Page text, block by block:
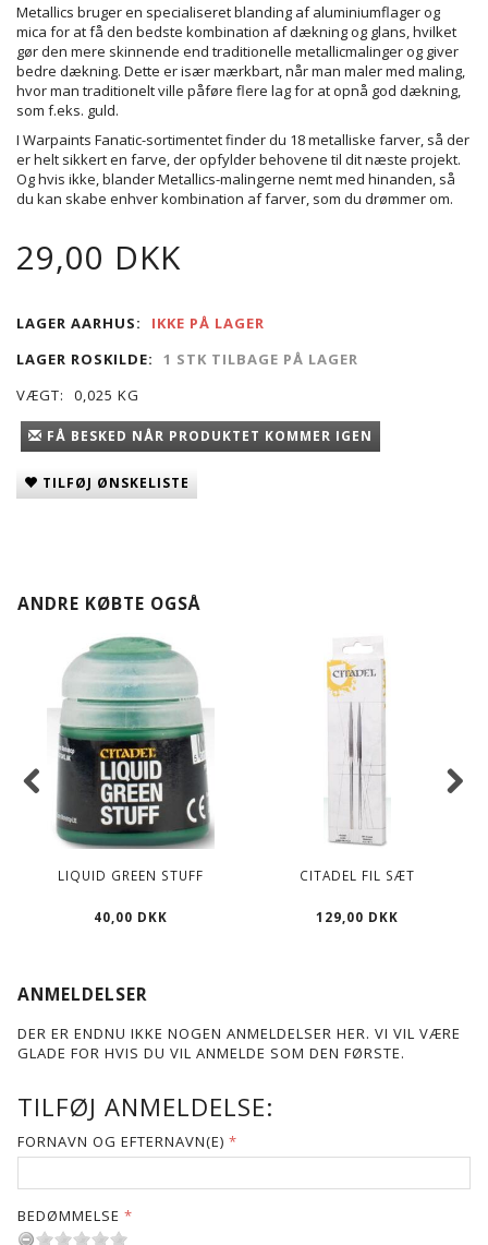
Metallics bruger en specialiseret blanding af aluminiumflager og
mica for at få den bedste kombination af dækning og glans, hvilket
gør den mere skinnende end traditionelle metallicmalinger og giver
bedre dækning. Dette er især mærkbart, når man maler med maling,
hvor man traditionelt ville påføre flere lag for at opnå god dækning,
som f.eks. guld.
I Warpaints Fanatic-sortimentet finder du 18 metalliske farver, så der
er helt sikkert en farve, der opfylder behovene til dit næste projekt.
Og hvis ikke, blander Metallics-malingerne nemt med hinanden, så
du kan skabe enhver kombination af farver, som du drømmer om.
29,00 DKK
LAGER AARHUS:
IKKE PÅ LAGER
LAGER ROSKILDE:
1 STK TILBAGE PÅ LAGER
VÆGT:
0,025 KG
FÅ BESKED NÅR PRODUKTET KOMMER IGEN
TILFØJ ØNSKELISTE
ANDRE KØBTE OGSÅ
LIQUID GREEN STUFF
40,00 DKK
CITADEL FIL SÆT
129,00 DKK
ANMELDELSER
DER ER ENDNU IKKE NOGEN ANMELDELSER HER. VI VIL VÆRE
GLADE FOR HVIS DU VIL ANMELDE SOM DEN FØRSTE.
TILFØJ ANMELDELSE:
FORNAVN OG EFTERNAVN(E)
BEDØMMELSE